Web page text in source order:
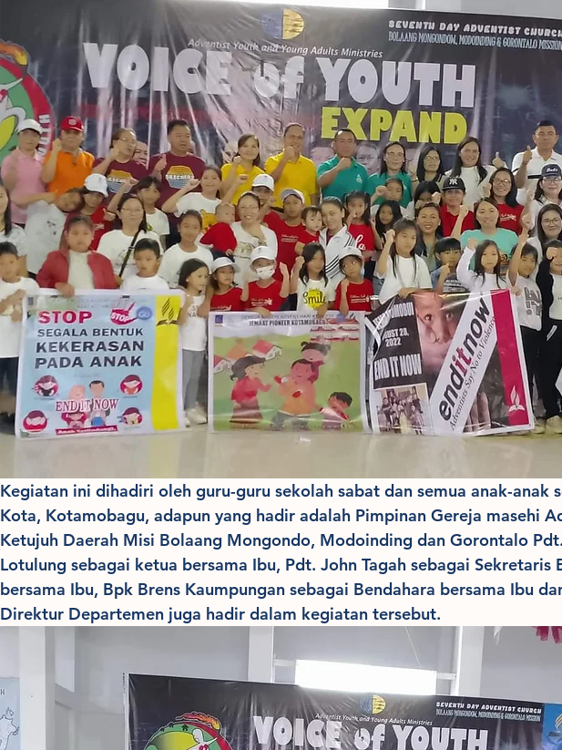
Kegiatan ini dihadiri oleh guru-guru sekolah sabat dan semua anak-anak
Kota, Kotamobagu, adapun yang hadir adalah Pimpinan Gereja masehi
Ketujuh Daerah Misi Bolaang Mongondo, Modoinding dan Gorontalo
Lotulung sebagai ketua bersama Ibu, Pdt. John Tagah sebagai Sekretaris
bersama Ibu, Bpk Brens Kaumpungan sebagai Bendahara bersama Ibu
Direktur Departemen juga hadir dalam kegiatan tersebut.